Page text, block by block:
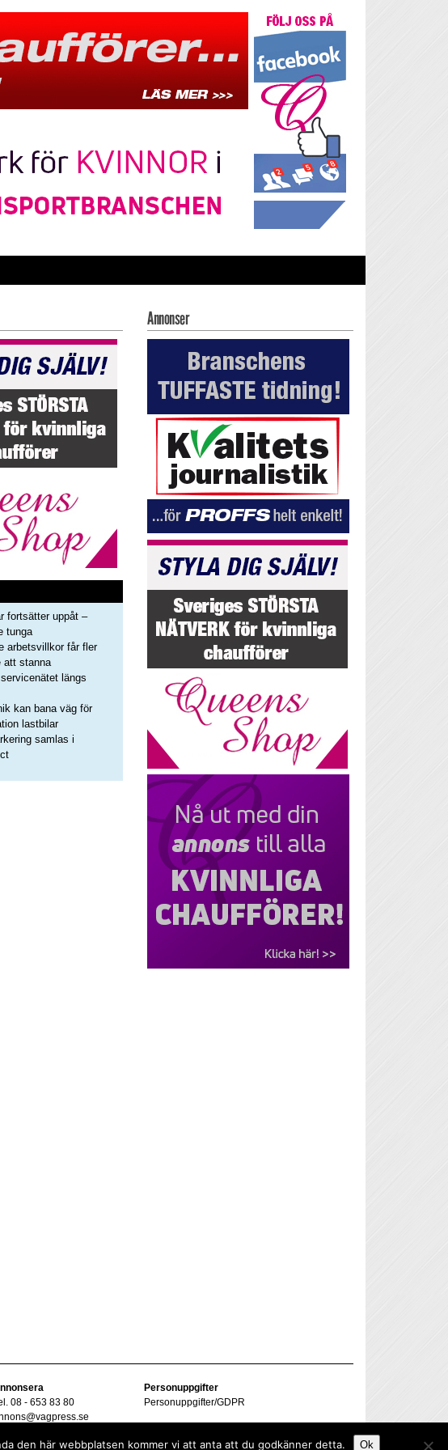
fortsätter uppåt –
tunga
arbetsvillkor får fler
att stanna
längs
kan bana väg för
lastbilar
samlas i
Annonser
08 - 653 83 80
Personuppgifter
Personuppgifter/GDPR
den här webbplatsen kommer vi att anta att du godkänner detta. Ok